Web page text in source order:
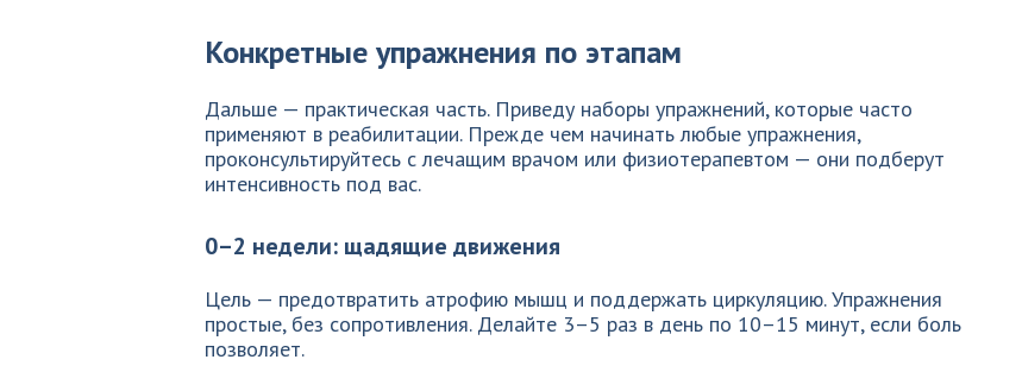
Конкретные упражнения по этапам
Дальше — практическая часть. Приведу наборы упражнений, которые часто
применяют в реабилитации. Прежде чем начинать любые упражнения,
проконсультируйтесь с лечащим врачом или физиотерапевтом — они подберут
интенсивность под вас.
0–2 недели: щадящие движения
Цель — предотвратить атрофию мышц и поддержать циркуляцию. Упражнения
простые, без сопротивления. Делайте 3–5 раз в день по 10–15 минут, если боль
позволяет.